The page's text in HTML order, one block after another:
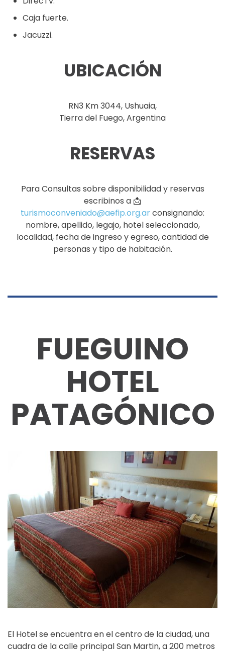
Caja fuerte.
Jacuzzi.
UBICACIÓN
RN3 Km 3044, Ushuaia,
Tierra del Fuego, Argentina
RESERVAS
Para Consultas sobre disponibilidad y reservas
escribinos a 📩
turismoconveniado@aefip.org.arconsignando:
nombre, apellido, legajo, hotel seleccionado,
localidad, fecha de ingreso y egreso, cantidad de
personas y tipo de habitación.
FUEGUINO
HOTEL
PATAGÓNICO
El Hotel se encuentra en el centro de la ciudad, una
cuadra de la calle principal San Martin, a 200 metros